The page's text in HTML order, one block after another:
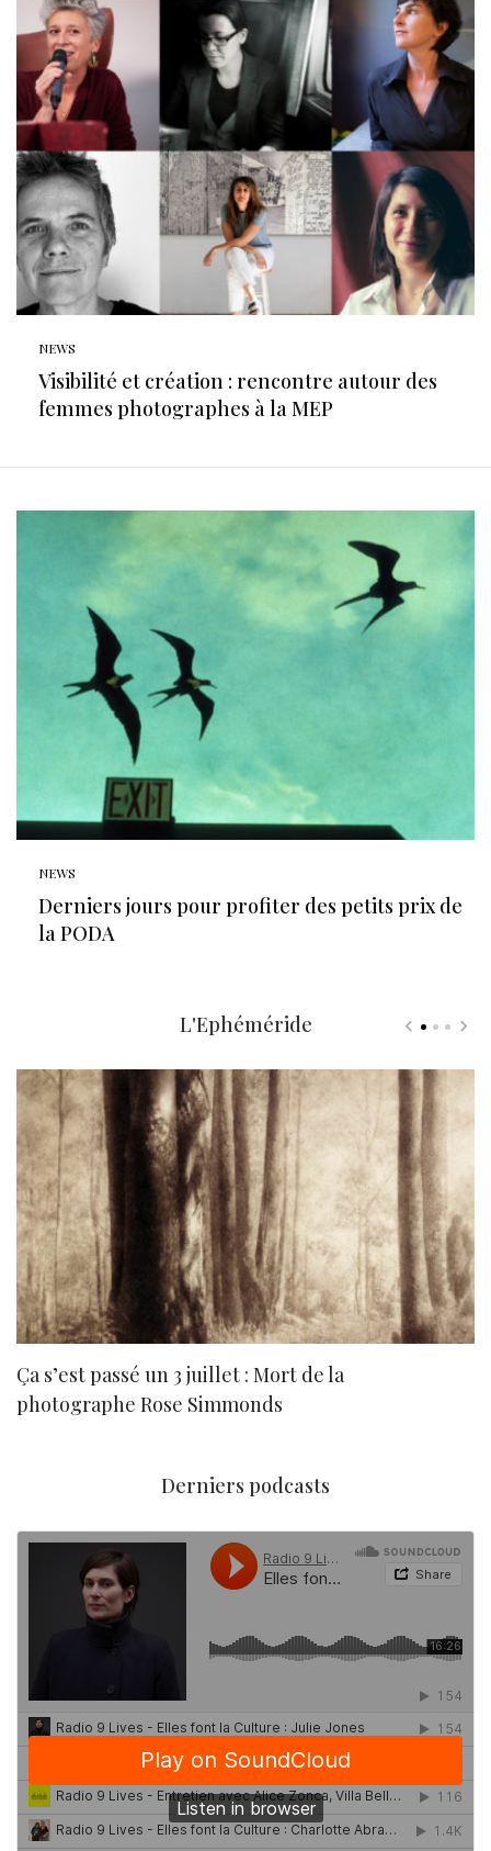
NEWS
Visibilité et création : rencontre autour des
femmes photographes à la MEP
NEWS
Derniers jours pour profiter des petits prix de
la PODA
L'Ephéméride
Ça s’est passé un 3 juillet : Mort de la
photographe Rose Simmonds
Derniers podcasts